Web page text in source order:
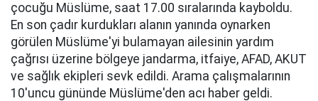
çocuğu Müslüme, saat 17.00 sıralarında kayboldu.
En son çadır kurdukları alanın yanında oynarken
görülen Müslüme'yi bulamayan ailesinin yardım
çağrısı üzerine bölgeye jandarma, itfaiye, AFAD, AKUT
ve sağlık ekipleri sevk edildi. Arama çalışmalarının
10'uncu gününde Müslüme'den acı haber geldi.